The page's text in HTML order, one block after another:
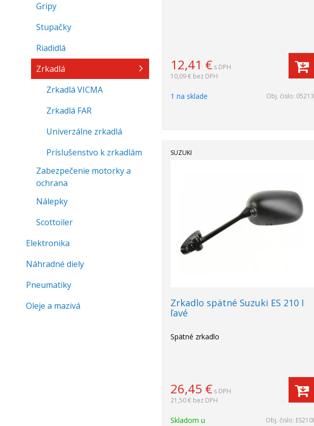
12,41 € s DPH
10,09 € bez DPH
1 na sklade Obj. čislo: 05213
SUZUKI
Zrkadlo spätné Suzuki ES 210 I
ľavé
Spätné zrkadlo
26,45 € s DPH
21,50 € bez DPH
Skladom u
Obj. čislo: ES210I
Gripy
Stupačky
Riadidlá
Zrkadlá
Zrkadlá VICMA
Zrkadlá FAR
Univerzálne zrkadlá
Príslušenstvo k zrkadlám
Zabezpečenie motorky a
ochrana
Nálepky
Scottoiler
Elektronika
Náhradné diely
Pneumatiky
Oleje a mazivá